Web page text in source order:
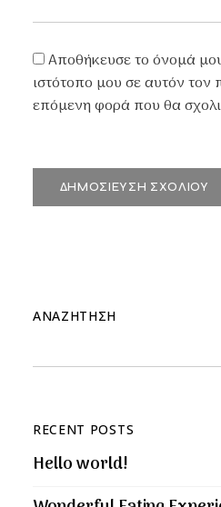
Αποθήκευσε το όνομά
ιστότοπο μου σε αυτόν τον
επόμενη φορά που θα
ΑΝΑΖΉΤΗΣΗ
RECENT POSTS
Hello world!